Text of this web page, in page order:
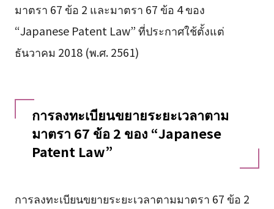
มาตรา 67 ข้อ 2 และมาตรา 67 ข้อ 4 ของ
“Japanese Patent Law” ที่ประกาศใช้ตั้งแต่
ธันวาคม 2018 (พ.ศ. 2561)
การลงทะเบียนขยายระยะเวลาตาม
มาตรา 67 ข้อ 2 ของ “Japanese
Patent Law”
การลงทะเบียนขยายระยะเวลาตามมาตรา 67 ข้อ 2